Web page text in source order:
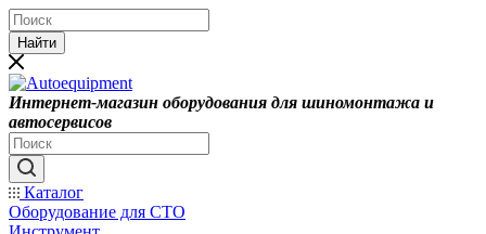
Найти
Интернет-магазин оборудования для шиномонтажа и
автосервисов
Каталог
Оборудование для СТО